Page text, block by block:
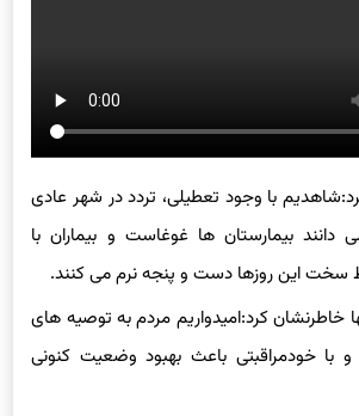
با وجود تعطیلی، تردد در شهر عادی
بیمارستان ها غوغاست و بیماران با
سخت این روزها دست و پنجه نرم می کنند.
خاطرنشان کرد:امیدواریم مردم به توصیه های
با خودمراقبتی باعث بهبود وضعیت کنونی